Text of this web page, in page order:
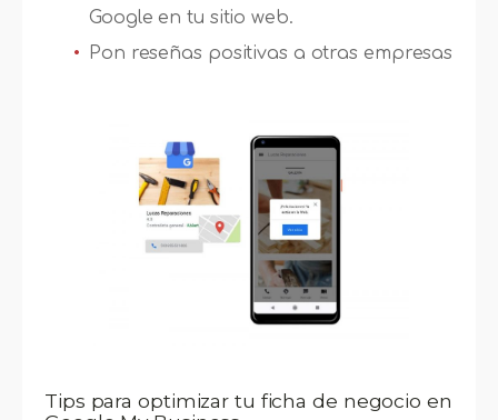
Google en tu sitio web.
Pon reseñas positivas a otras empresas
Tips para optimizar tu ficha de negocio en